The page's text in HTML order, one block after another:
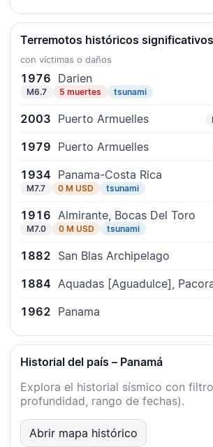
Terremotos históricos significativos
con víctimas o daños
1976 Darien
M6.7 5 muertes tsunami
2003 Puerto Armuelles
1979 Puerto Armuelles
1934 Panama-Costa Rica
M7.7 0 M USD tsunami
1916 Almirante, Bocas Del Toro
M7.0 0 M USD tsunami
1882 San Blas Archipelago
1884 Aquadas [Aguadulce],
1962 Panama
Historial del país – Panamá
Explora el historial sísmico con
profundidad, rango de fechas).
Abrir mapa histórico